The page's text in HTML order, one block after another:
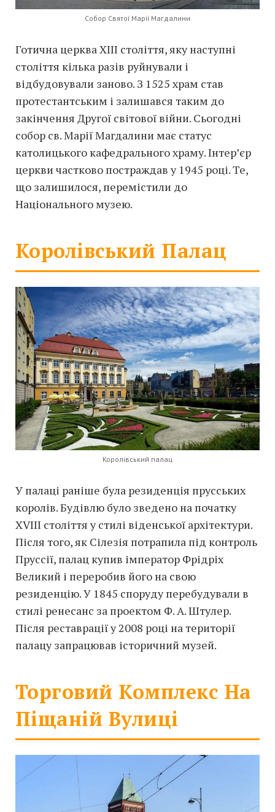
Собор Святої Марії Магдалини
Готична церква XIII століття, яку наступні
століття кілька разів руйнували і
відбудовували заново. З 1525 храм став
протестантським і залишався таким до
закінчення Другої світової війни. Сьогодні
собор св. Марії Магдалини має статус
католицького кафедрального храму. Інтер’єр
церкви частково постраждав у 1945 році. Те,
що залишилося, перемістили до
Національного музею.
Королівський Палац
Королівський палац
У палаці раніше була резиденція прусських
королів. Будівлю було зведено на початку
XVIII століття у стилі віденської архітектури.
Після того, як Сілезія потрапила під контроль
Пруссії, палац купив імператор Фрідріх
Великий і переробив його на свою
резиденцію. У 1845 споруду перебудували в
стилі ренесанс за проектом Ф. А. Штулер.
Після реставрації у 2008 році на території
палацу запрацював історичний музей.
Торговий Комплекс На
Піщаній Вулиці